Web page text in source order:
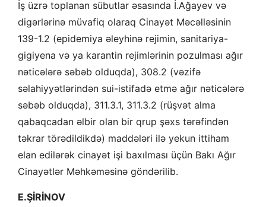
İş üzrə toplanan sübutlar əsasında İ.Ağayev və
digərlərinə müvafiq olaraq Cinayət Məcəlləsinin
139-1.2 (epidemiya əleyhinə rejimin, sanitariya-
gigiyena və ya karantin rejimlərinin pozulması ağır
nəticələrə səbəb olduqda), 308.2 (vəzifə
səlahiyyətlərindən sui-istifadə etmə ağır nəticələrə
səbəb olduqda), 311.3.1, 311.3.2 (rüşvət alma
qabaqcadan əlbir olan bir qrup şəxs tərəfindən
təkrar törədildikdə) maddələri ilə yekun ittiham
elan edilərək cinayət işi baxılması üçün Bakı Ağır
Cinayətlər Məhkəməsinə göndərilib.
E.ŞİRİNOV